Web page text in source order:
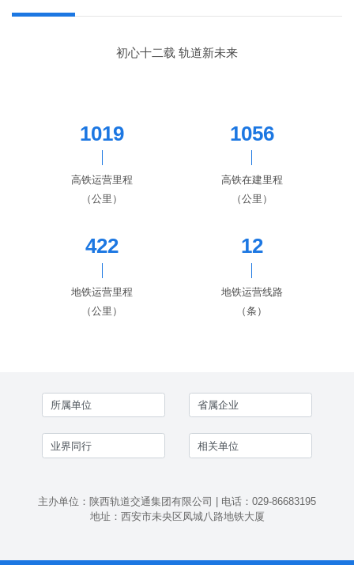
初心十二载 轨道新未来
1019
高铁运营里程
（公里）
1056
高铁在建里程
（公里）
422
地铁运营里程
（公里）
12
地铁运营线路
（条）
主办单位：陕西轨道交通集团有限公司 | 电话：029-86683195
地址：西安市未央区凤城八路地铁大厦